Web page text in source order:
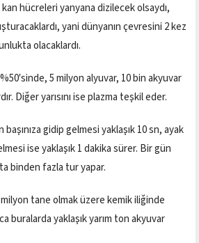
hücreleri yanyana dizilecek olsaydı,
yani dünyanın çevresini 2 kez
olacaklardı.
5 milyon alyuvar, 10 bin akyuvar
Diğer yarısını ise plazma teşkil eder.
gidip gelmesi yaklaşık 10 sn, ayak
ise yaklaşık 1 dakika sürer. Bir gün
binden fazla tur yapar.
tane olmak üzere kemik iliğinde
buralarda yaklaşık yarım ton akyuvar